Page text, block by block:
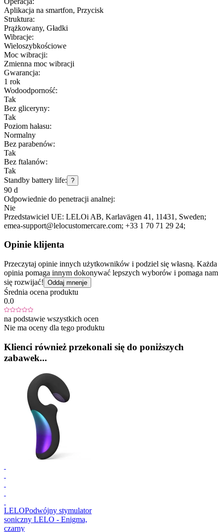
Aplikacja na smartfon, Przycisk
Struktura:
Prążkowany, Gładki
Wibracje:
Wieloszybkościowe
Moc wibracji:
Zmienna moc wibracji
Gwarancja:
1 rok
Wodoodporność:
Tak
Bez gliceryny:
Tak
Poziom hałasu:
Normalny
Bez parabenów:
Tak
Bez ftalanów:
Tak
Standby battery life: ?
90 d
Odpowiednie do penetracji analnej:
Nie
Przedstawiciel UE: LELOi AB, Karlavägen 41 , 11431 , Sweden;
emea-support@lelocustomercare.com; +33 1 70 71 29 24;
Opinie klijenta
Przeczytaj opinie innych użytkowników i podziel się własną. Każda
opinia pomaga innym dokonywać lepszych wyborów i pomaga nam
się rozwijać! Oddaj mnenje
Średnia ocena produktu
0.0
na podstawie wszystkich ocen
Nie ma oceny dla tego produktu
Klienci również przekonali się do poniższych
zabawek...
LELOPodwójny stymulator
soniczny LELO - Enigma,
czarny